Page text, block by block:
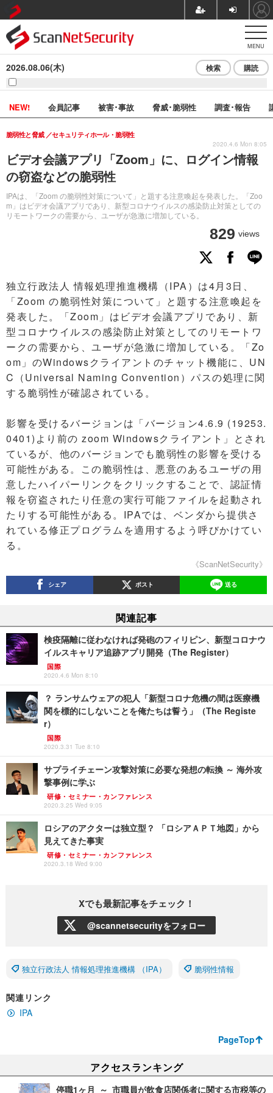
MENU
2026.08.06(木) 検索 購読
NEW! 会員記事 被害･事故 脅威･脆弱性 調査･報告
ビデオ会議アプリ「Zoom」に、ログイン情報
の窃盗などの脆弱性
IPAは、「Zoom の脆弱性対策について」と題する注意喚起を発表した。「Zoo
m」はビデオ会議アプリであり、新型コロナウイルスの感染防止対策としての
リモートワークの需要から、ユーザが急激に増加している。
脆弱性と脅威 セキュリティホール・脆弱性
829 views
2020.4.6 Mon 8:05
独立行政法人 情報処理推進機構（IPA）は4月3日、
「Zoom の脆弱性対策について」と題する注意喚起を
発表した。「Zoom」はビデオ会議アプリであり、新
型コロナウイルスの感染防止対策としてのリモートワ
ークの需要から、ユーザが急激に増加している。「Zo
om」のWindowsクライアントのチャット機能に、UN
C（Universal Naming Convention）パスの処理に関
する脆弱性が確認されている。
影響を受けるバージョンは「バージョン4.6.9 (19253.
0401)より前の zoom Windowsクライアント」とされ
ているが、他のバージョンでも脆弱性の影響を受ける
可能性がある。この脆弱性は、悪意のあるユーザの用
意したハイパーリンクをクリックすることで、認証情
報を窃盗されたり任意の実行可能ファイルを起動され
たりする可能性がある。IPAでは、ベンダから提供さ
れている修正プログラムを適用するよう呼びかけてい
る。
《ScanNetSecurity》
シェア ポスト 送る
関連記事
検疫隔離に従わなければ発砲のフィリピン、新型コロナウ
イルスキャリア追跡アプリ開発（The Register）
国際
2020.4.6 Mon 8:10
？ ランサムウェアの犯人「新型コロナ危機の間は医療機
関を標的にしないことを俺たちは誓う」（The Registe
r）
国際
2020.3.31 Tue 8:10
サプライチェーン攻撃対策に必要な発想の転換 ～ 海外攻
撃事例に学ぶ
研修・セミナー・カンファレンス
2020.3.25 Wed 9:05
ロシアのアクターは独立型？ 「ロシアＡＰＴ地図」から
見えてきた事実
研修・セミナー・カンファレンス
2020.3.18 Wed 9:00
Xでも最新記事をチェック！
@scannetsecurityをフォロー
独立行政法人 情報処理推進機構 （IPA） 脆弱性情報
関連リンク
IPA
PageTop
アクセスランキング
停職1ヶ月 ～ 市職員が飲食店関係者に関する市税等の